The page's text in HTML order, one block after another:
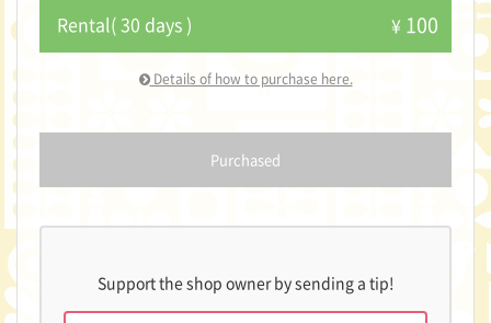
Rental( 30 days ) ¥ 100
Details of how to purchase here.
Purchased
Support the shop owner by sending a tip!